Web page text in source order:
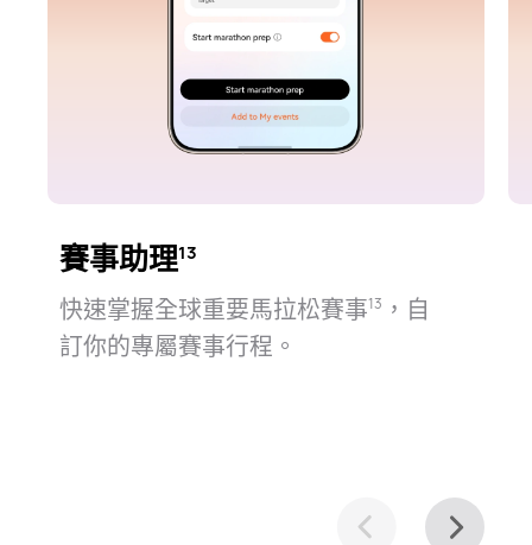
賽事助理13
快速掌握全球重要馬拉松賽事⁠13 ，自
訂你的專屬賽事行⁠程。